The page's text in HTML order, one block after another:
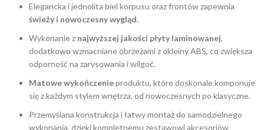
Elegancka i jednolita biel korpusu oraz frontów zapewnia
świeży i nowoczesny wygląd.
Wykonanie z najwyższej jakości płyty laminowanej,
dodatkowo wzmacniane obrzeżami z okleiny ABS, co zwiększa
odporność na zarysowania i wilgoć.
Matowe wykończenieproduktu, które doskonale komponuje
się z każdym stylem wnętrza, od nowoczesnych po klasyczne.
Przemyślana konstrukcja i łatwy montaż do samodzielnego
wykonania, dzięki kompletnemu zestawowi akcesoriów